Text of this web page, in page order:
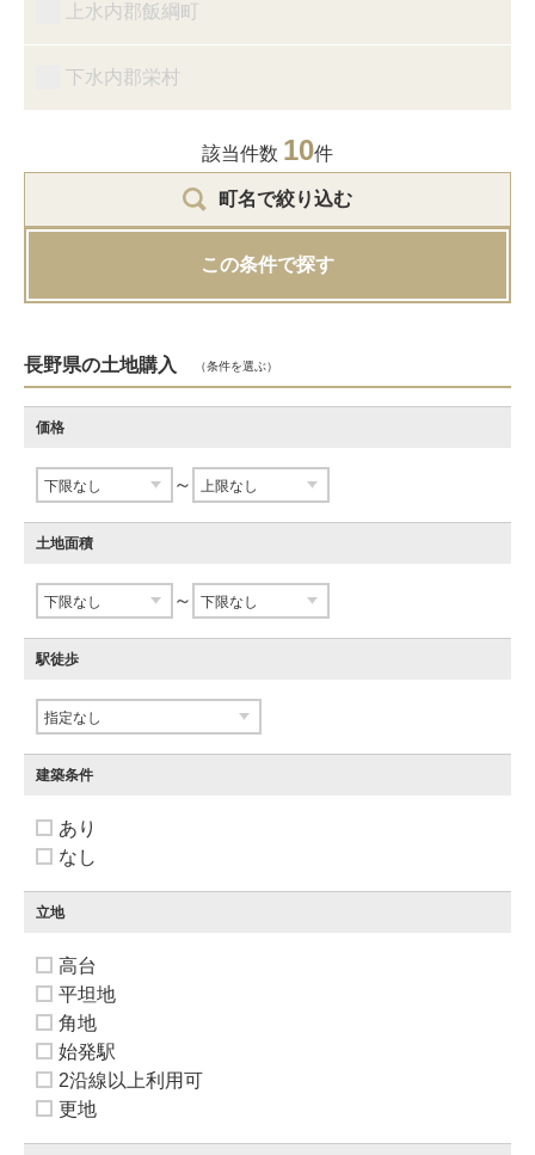
上水内郡飯綱町
下水内郡栄村
該当件数 10件
町名で絞り込む
この条件で探す
長野県の土地購入 （条件を選ぶ）
価格
～
土地面積
～
駅徒歩
建築条件
あり
なし
立地
高台
平坦地
角地
始発駅
2沿線以上利用可
更地